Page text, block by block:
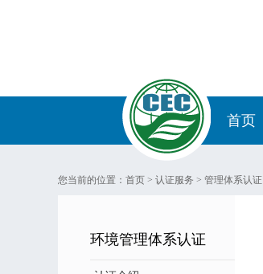
首页
您当前的位置： 首页 > 认证服务 > 管理体系认证
环境管理体系认证